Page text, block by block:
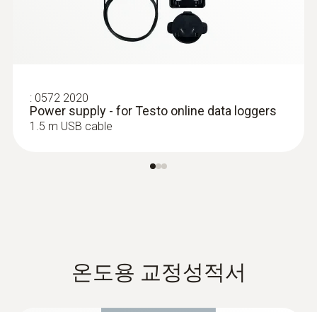
: 0572 2020
Power supply - for Testo online data loggers
1.5 m USB cable
온도용 교정성적서